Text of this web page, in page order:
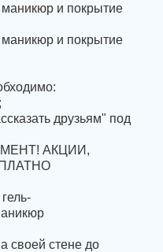
маникюр и покрытие
маникюр и покрытие
друзьям" под
АКЦИИ,
своей стене до